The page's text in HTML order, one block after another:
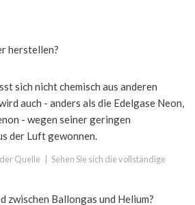
herstellen?
sich nicht chemisch aus anderen
auch - anders als die Edelgase Neon,
- wegen seiner geringen
der Luft gewonnen.
Quelle Sehen Sie sich die vollständige
zwischen Ballongas und Helium?